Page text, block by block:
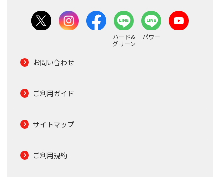
ハード&
グリーン
パワー
お問い合わせ
ご利用ガイド
サイトマップ
ご利用規約